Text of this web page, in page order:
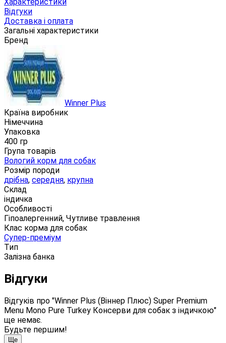
Відгуки
Доставка і оплата
Загальні характеристики
Бренд
Winner Plus
Країна виробник
Німеччина
Упаковка
400 гр
Група товарів
Вологий корм для собак
Розмір породи
дрібна, середня, крупна
Склад
індичка
Особливості
Гіпоалергенний, Чутливе травлення
Клас корма для собак
Супер-преміум
Тип
Залізна банка
Відгуки
Відгуків про "Winner Plus (Віннер Плюс) Super Premium
Menu Mono Pure Turkey Консерви для собак з індичкою"
ще немає.
Будьте першим!
Ще